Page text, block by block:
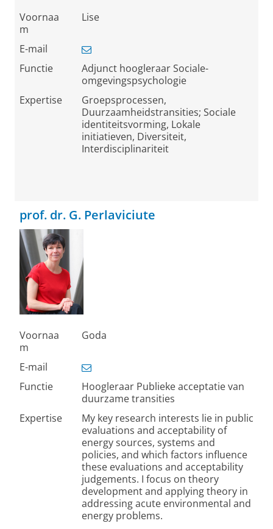
Voornaa
m
Lise
E-mail
Functie
Adjunct hoogleraar Sociale-
omgevingspsychologie
Expertise
Groepsprocessen,
Duurzaamheidstransities; Sociale
identiteitsvorming, Lokale
initiatieven, Diversiteit,
Interdisciplinariteit
prof. dr. G. Perlaviciute
Voornaa
m
Goda
E-mail
Functie
Hoogleraar Publieke acceptatie van
duurzame transities
Expertise
My key research interests lie in public
evaluations and acceptability of
energy sources, systems and
policies, and which factors influence
these evaluations and acceptability
judgements. I focus on theory
development and applying theory in
addressing acute environmental and
energy problems.